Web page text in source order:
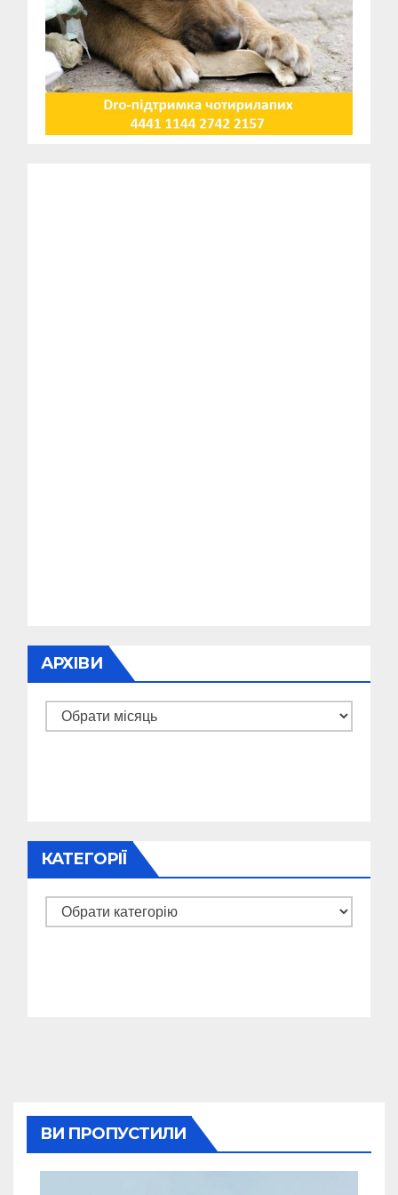
АРХІВИ
Архіви
КАТЕГОРІЇ
Категорії
ВИ ПРОПУСТИЛИ